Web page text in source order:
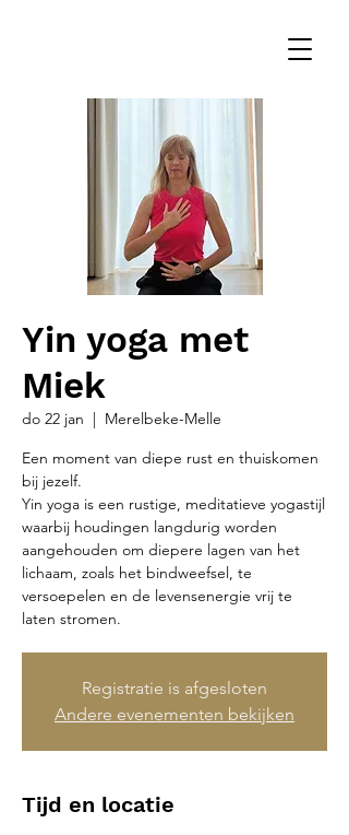
Yin yoga met
Miek
do 22 jan
  |
Merelbeke-Melle
Een moment van diepe rust en thuiskomen
bij jezelf.
Yin yoga is een rustige, meditatieve yogastijl
waarbij houdingen langdurig worden
aangehouden om diepere lagen van het
lichaam, zoals het bindweefsel, te
versoepelen en de levensenergie vrij te
laten stromen.
Registratie is afgesloten
Andere evenementen bekijken
Tijd en locatie